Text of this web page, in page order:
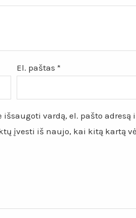
El. paštas*
vardą, el. pašto adresą
įvesti iš naujo, kai kitą kartą